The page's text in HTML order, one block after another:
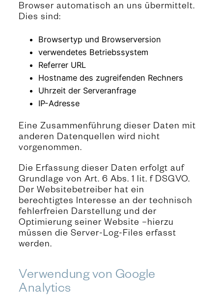
Browser automatisch an uns übermittelt.
Dies sind:
Browsertyp und Browserversion
verwendetes Betriebssystem
Referrer URL
Hostname des zugreifenden Rechners
Uhrzeit der Serveranfrage
IP-Adresse
Eine Zusammenführung dieser Daten mit
anderen Datenquellen wird nicht
vorgenommen.
Die Erfassung dieser Daten erfolgt auf
Grundlage von Art. 6 Abs. 1 lit. f DSGVO.
Der Websitebetreiber hat ein
berechtigtes Interesse an der technisch
fehlerfreien Darstellung und der
Optimierung seiner Website –hierzu
müssen die Server-Log-Files erfasst
werden.
Verwendung von Google
Analytics